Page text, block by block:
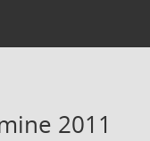
2011